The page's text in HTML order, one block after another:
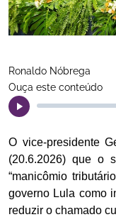
Ronaldo Nóbrega
Ouça este conteúdo
O vice-presidente
(20.6.2026) que o
“manicômio
governo Lula como
reduzir o chamado